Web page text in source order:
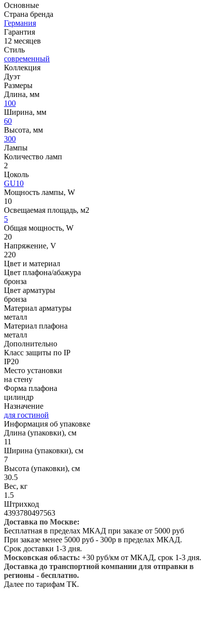
Основные
Страна бренда
Германия
Гарантия
12 месяцев
Стиль
современный
Коллекция
Дуэт
Размеры
Длина, мм
100
Ширина, мм
60
Высота, мм
300
Лампы
Количество ламп
2
Цоколь
GU10
Мощность лампы, W
10
Освещаемая площадь, м2
5
Общая мощность, W
20
Напряжение, V
220
Цвет и материал
Цвет плафона/абажура
бронза
Цвет арматуры
бронза
Материал арматуры
металл
Материал плафона
металл
Дополнительно
Класс защиты по IP
IP20
Место установки
на стену
Форма плафона
цилиндр
Назначение
для гостиной
Информация об упаковке
Длина (упаковки), см
11
Ширина (упаковки), см
7
Высота (упаковки), см
30.5
Вес, кг
1.5
Штрихкод
4393780497563
Доставка по Москве:
Бесплатная в пределах МКАД при заказе от 5000 руб
При заказе менее 5000 руб - 300р в пределах МКАД.
Срок доставки 1-3 дня.
Московская область: +30 руб/км от МКАД, срок 1-3 дня.
Доставка до транспортной компании для отправки в
регионы - бесплатно.
Далее по тарифам ТК.